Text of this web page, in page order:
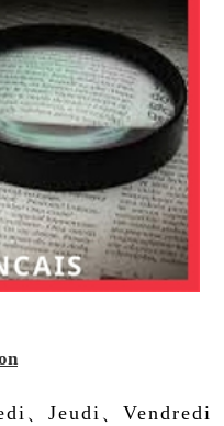
、Jeudi、Vendredi